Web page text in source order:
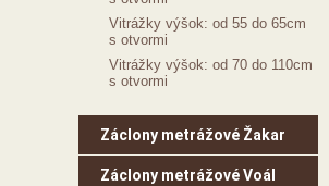
Vitrážky výšok: od 55 do 65cm
s otvormi
Vitrážky výšok: od 70 do 110cm
s otvormi
Záclony metrážové Žakar
Záclony metrážové Voál